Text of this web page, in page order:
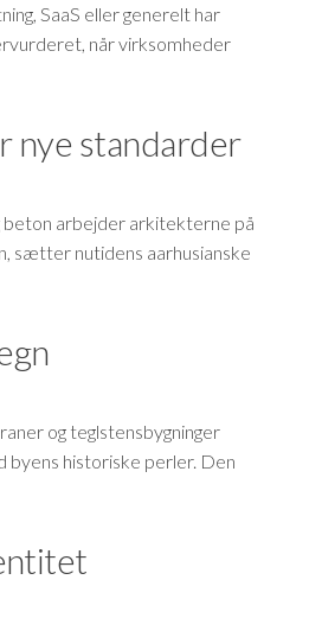
SaaS eller generelt har
når virksomheder
nye standarder
beton arbejder arkitekterne på
sætter nutidens aarhusianske
og teglstensbygninger
byens historiske perler. Den